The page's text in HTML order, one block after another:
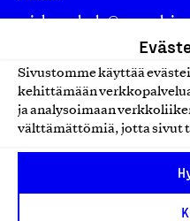
Sivustomme käyttää
kehittämään
ja analysoimaan
välttämättömiä, jotta sivut